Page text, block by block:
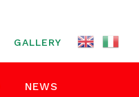
GALLERY
NEWS